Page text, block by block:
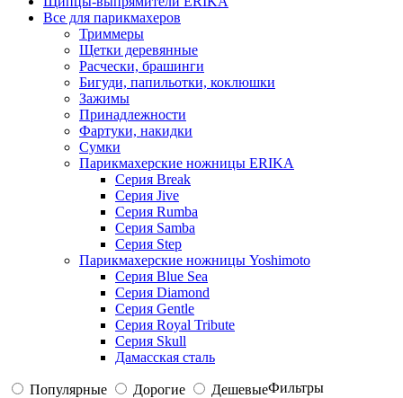
Все для парикмахеров
Триммеры
Щетки деревянные
Расчески, брашинги
Бигуди, папильотки, коклюшки
Зажимы
Принадлежности
Фартуки, накидки
Сумки
Парикмахерские ножницы ERIKA
Серия Break
Серия Jive
Серия Rumba
Серия Samba
Серия Step
Парикмахерские ножницы Yoshimoto
Серия Blue Sea
Серия Diamond
Серия Gentle
Серия Royal Tribute
Серия Skull
Дамасская сталь
Популярные Дорогие ДешевыеФильтры